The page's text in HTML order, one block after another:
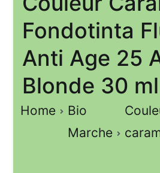
Fondotinta
Anti Age 25
Blonde 30 ml
Home
Bio
Marche